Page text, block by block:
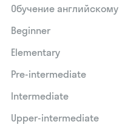
Обучение английскому
Beginner
Elementary
Pre-intermediate
Intermediate
Upper-intermediate